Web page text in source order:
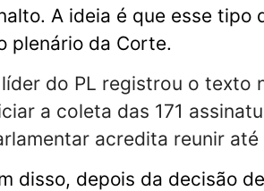
A ideia é que esse tipo
plenário da Corte.
líder do PL registrou o texto
a coleta das 171
acredita reunir
disso, depois da decisão